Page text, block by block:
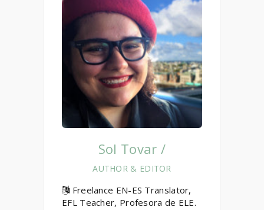
Sol Tovar /
AUTHOR & EDITOR
Freelance EN-ES Translator,
EFL Teacher, Profesora de ELE.